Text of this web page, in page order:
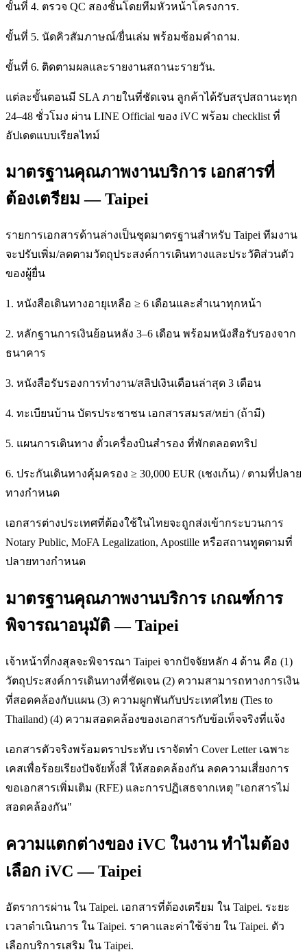
ขั้นที่ 4. ตรวจ QC สองชั้นโดยทีมหัวหน้าโครงการ.
ขั้นที่ 5. นัดคิวสัมภาษณ์/ยื่นเล่ม พร้อมซ้อมคำถาม.
ขั้นที่ 6. ติดตามผลและรายงานสถานะรายวัน.
แต่ละขั้นตอนมี SLA ภายในที่ชัดเจน ลูกค้าได้รับสรุปสถานะทุก
24–48 ชั่วโมง ผ่าน LINE Official ของ iVC พร้อม checklist ที่
อัปเดตแบบเรียลไทม์
มาตรฐานคุณภาพงานบริการ เอกสารที่
ต้องเตรียม — Taipei
รายการเอกสารด้านล่างเป็นชุดมาตรฐานสำหรับ Taipei ทีมงาน
จะปรับเพิ่ม/ลดตามวัตถุประสงค์การเดินทางและประวัติส่วนตัว
ของผู้ยื่น
1. หนังสือเดินทางอายุเหลือ ≥ 6 เดือนและสำเนาทุกหน้า
2. หลักฐานการเงินย้อนหลัง 3–6 เดือน พร้อมหนังสือรับรองจาก
ธนาคาร
3. หนังสือรับรองการทำงาน/สลิปเงินเดือนล่าสุด 3 เดือน
4. ทะเบียนบ้าน บัตรประชาชน เอกสารสมรส/หย่า (ถ้ามี)
5. แผนการเดินทาง ตั๋วเครื่องบินสำรอง ที่พักตลอดทริป
6. ประกันเดินทางคุ้มครอง ≥ 30,000 EUR (เชงเก้น) / ตามที่ปลาย
ทางกำหนด
เอกสารต่างประเทศที่ต้องใช้ในไทยจะถูกส่งเข้ากระบวนการ
Notary Public, MoFA Legalization, Apostille หรือสถานทูตตามที่
ปลายทางกำหนด
มาตรฐานคุณภาพงานบริการ เกณฑ์การ
พิจารณาอนุมัติ — Taipei
เจ้าหน้าที่กงสุลจะพิจารณา Taipei จากปัจจัยหลัก 4 ด้าน คือ (1)
วัตถุประสงค์การเดินทางที่ชัดเจน (2) ความสามารถทางการเงิน
ที่สอดคล้องกับแผน (3) ความผูกพันกับประเทศไทย (Ties to
Thailand) (4) ความสอดคล้องของเอกสารกับข้อเท็จจริงที่แจ้ง
เอกสารตัวจริงพร้อมตราประทับ เราจัดทำ Cover Letter เฉพาะ
เคสเพื่อร้อยเรียงปัจจัยทั้งสี่ ให้สอดคล้องกัน ลดความเสี่ยงการ
ขอเอกสารเพิ่มเติม (RFE) และการปฏิเสธจากเหตุ "เอกสารไม่
สอดคล้องกัน"
ความแตกต่างของ iVC ในงาน ทำไมต้อง
เลือก iVC — Taipei
อัตราการผ่าน ใน Taipei. เอกสารที่ต้องเตรียม ใน Taipei. ระยะ
เวลาดำเนินการ ใน Taipei. ราคาและค่าใช้จ่าย ใน Taipei. ตัว
เลือกบริการเสริม ใน Taipei.